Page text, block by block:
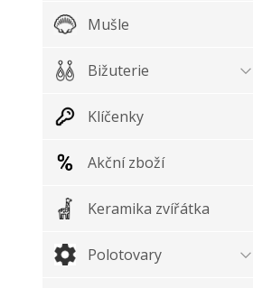
Mušle
Bižuterie
Klíčenky
Akční zboží
Keramika zvířátka
Polotovary